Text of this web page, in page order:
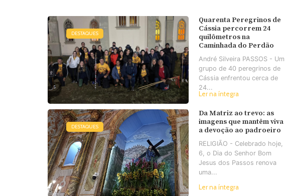
DESTAQUES
Quarenta Peregrinos de
Cássia percorrem 24
quilômetros na
Caminhada do Perdão
André Silveira PASSOS - Um
grupo de 40 peregrinos de
Cássia enfrentou cerca de
24...
Ler na íntegra
DESTAQUES
Da Matriz ao trevo: as
imagens que mantêm viva
a devoção ao padroeiro
RELIGIÃO - Celebrado hoje,
6, o Dia do Senhor Bom
Jesus dos Passos renova
uma...
Ler na íntegra